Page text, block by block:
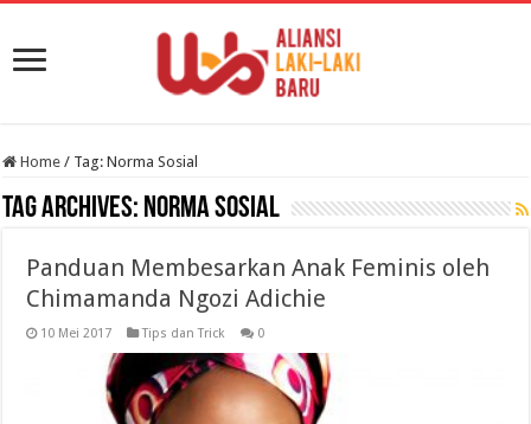
Home / Tag:Norma Sosial
Tag Archives: Norma Sosial
Panduan Membesarkan Anak Feminis oleh
Chimamanda Ngozi Adichie
10 Mei 2017 Tips dan Trick 0